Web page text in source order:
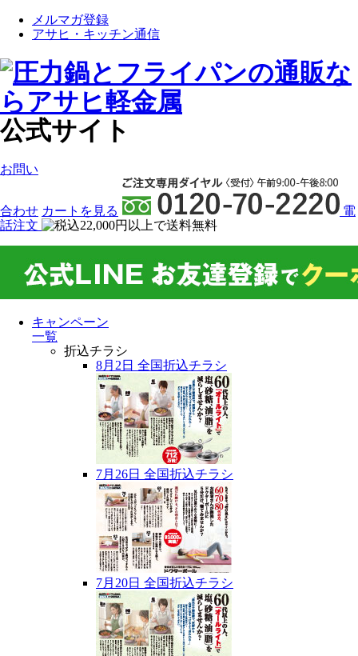
メルマガ登録
アサヒ・キッチン通信
公式サイト
お問い
合わせ カート を見る
電
話注文
キャンペーン
一覧
折込チラシ
8月2日 全国折込チラシ
7月26日 全国折込チラシ
7月20日 全国折込チラシ